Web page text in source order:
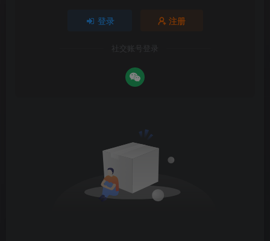
登录 注册
社交账号登录